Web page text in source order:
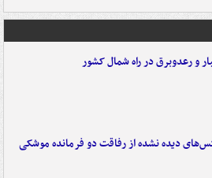
و رعدوبرق در راه شمال کشور
دیده نشده از رفاقت دو فرمانده‌ موشکی